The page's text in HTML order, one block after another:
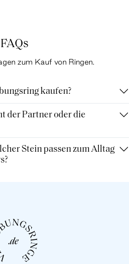
FAQs
zum Kauf von Ringen.
kaufen?
der Partner oder die
Stein passen zum Alltag